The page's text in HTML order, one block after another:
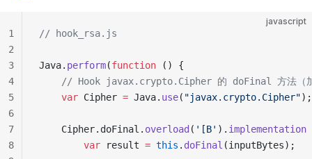
javascript
// hook_rsa.js
Java. perform(function () {
// Hook javax.crypto.Cipher 的 doFinal 方法（
    var
Cipher = Java. use( "javax.crypto.Cipher");
    Cipher.doFinal.
overload ( '[B' ). implementation
        var
result = this . doFinal (inputBytes);
1
2
3
4
5
6
7
8